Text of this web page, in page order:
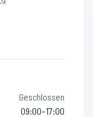
Geschlossen
09:00–17:00